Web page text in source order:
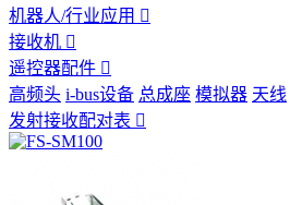
机器人/行业应用 
接收机 
遥控器配件 
高频头 i-bus设备 总成座 模拟器 天线
发射接收配对表 